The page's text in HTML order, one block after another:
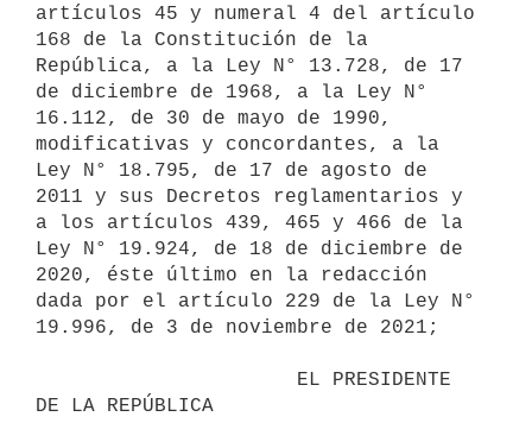
artículos 45 y numeral 4 del artículo
168 de la Constitución de la
República, a la Ley N° 13.728, de 17
de diciembre de 1968, a la Ley N°
16.112, de 30 de mayo de 1990,
modificativas y concordantes, a la
Ley N° 18.795, de 17 de agosto de
2011 y sus Decretos reglamentarios y
a los artículos 439, 465 y 466 de la
Ley N° 19.924, de 18 de diciembre de
2020, éste último en la redacción
dada por el artículo 229 de la Ley N°
19.996, de 3 de noviembre de 2021;
DE LA REPÚBLICA